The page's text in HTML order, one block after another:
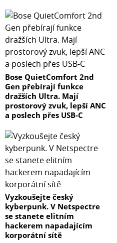
Bose QuietComfort 2nd
Gen přebírají funkce
dražších Ultra. Mají
prostorový zvuk, lepší ANC
a poslech přes USB-C
Vyzkoušejte český
kyberpunk. V Netspectre
se stanete elitním
hackerem napadajícím
korporátní sítě